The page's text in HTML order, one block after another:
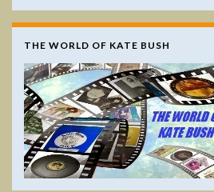
THE WORLD OF KATE BUSH